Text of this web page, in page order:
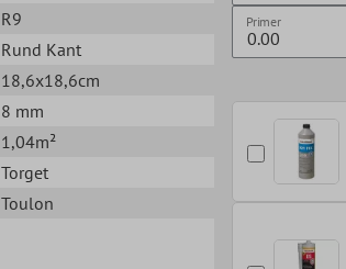
R9
Rund Kant
18,6x18,6cm
8 mm
1,04m²
Torget
Toulon
Primer